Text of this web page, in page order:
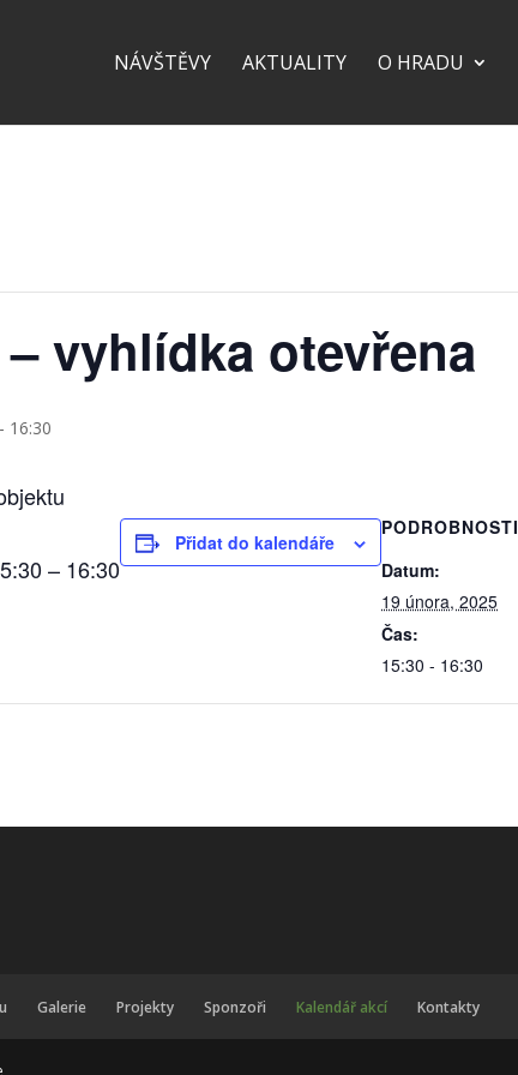
NÁVŠTĚVY AKTUALITY O HRADU
vyhlídka otevřena
- 16:30
– 16:30
Přidat do kalendáře
PODROBNOSTI
Datum:
19 února, 2025
Čas:
15:30 - 16:30
Galerie Projekty Sponzoři Kalendář akcí Kontakty